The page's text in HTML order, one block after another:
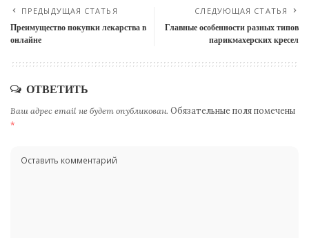
ПРЕДЫДУЩАЯ СТАТЬЯ
Преимущество покупки лекарства в
онлайне
СЛЕДУЮЩАЯ СТАТЬЯ
Главные особенности разных типов
парикмахерских кресел
ОТВЕТИТЬ
Ваш адрес email не будет опубликован. Обязательные поля помечены
*